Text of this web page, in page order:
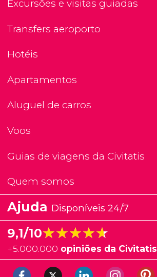
Excursões e visitas guiadas
Transfers aeroporto
Hotéis
Apartamentos
Aluguel de carros
Voos
Guias de viagens da Civitatis
Quem somos
Ajuda Disponíveis 24/7
9,1/10★★★★★
★★★★★
+5.000.000 opiniões da Civitatis